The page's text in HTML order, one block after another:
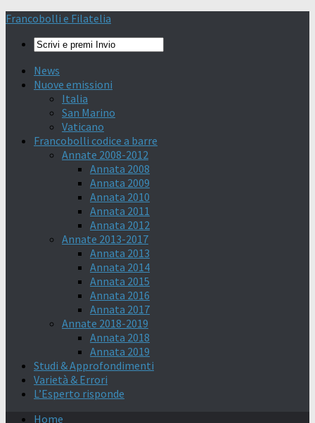
Francobolli e Filatelia
News
Nuove emissioni
Italia
San Marino
Vaticano
Francobolli codice a barre
Annate 2008-2012
Annata 2008
Annata 2009
Annata 2010
Annata 2011
Annata 2012
Annate 2013-2017
Annata 2013
Annata 2014
Annata 2015
Annata 2016
Annata 2017
Annate 2018-2019
Annata 2018
Annata 2019
Studi & Approfondimenti
Varietà & Errori
L’Esperto risponde
Home